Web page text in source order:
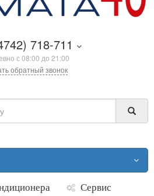
718-711
с 08:00 до 21:00
обратный звонок
Сервис